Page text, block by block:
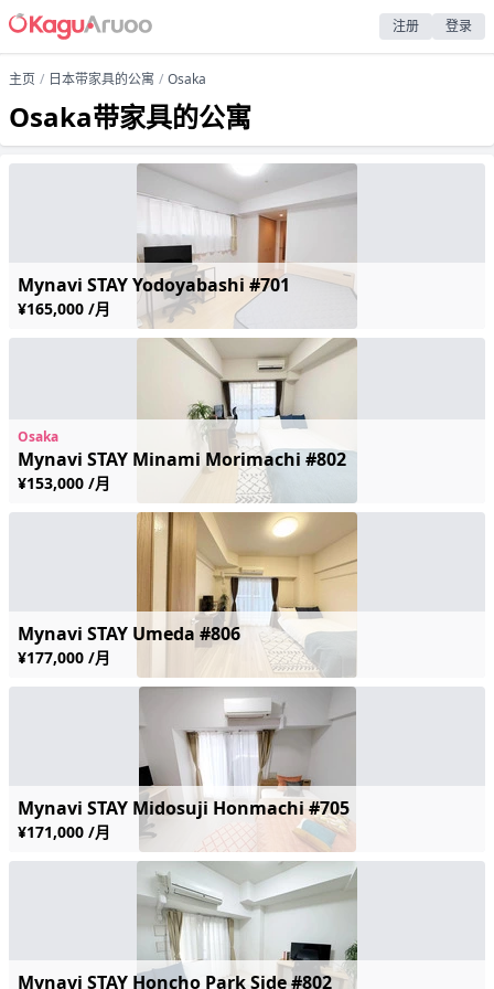
注册 登录
主页 日本带家具的公寓 Osaka
Osaka带家具的公寓
Mynavi STAY Yodoyabashi #701
¥165,000 /月
Osaka
Mynavi STAY Minami Morimachi #802
¥153,000 /月
Mynavi STAY Umeda #806
¥177,000 /月
Mynavi STAY Midosuji Honmachi #705
¥171,000 /月
Mynavi STAY Honcho Park Side #802